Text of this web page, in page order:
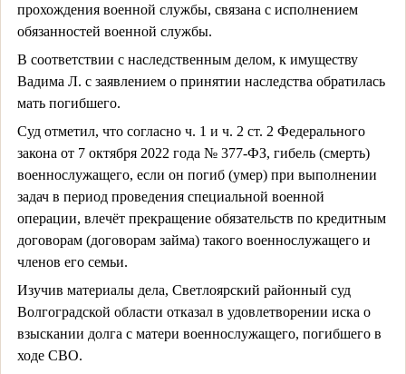
прохождения военной службы, связана с исполнением
обязанностей военной службы.
В соответствии с наследственным делом, к имуществу
Вадима Л. с заявлением о принятии наследства обратилась
мать погибшего.
Суд отметил, что согласно ч. 1 и ч. 2 ст. 2 Федерального
закона от 7 октября 2022 года № 377-ФЗ, гибель (смерть)
военнослужащего, если он погиб (умер) при выполнении
задач в период проведения специальной военной
операции, влечёт прекращение обязательств по кредитным
договорам (договорам займа) такого военнослужащего и
членов его семьи.
Изучив материалы дела, Светлоярский районный суд
Волгоградской области отказал в удовлетворении иска о
взыскании долга с матери военнослужащего, погибшего в
ходе СВО.